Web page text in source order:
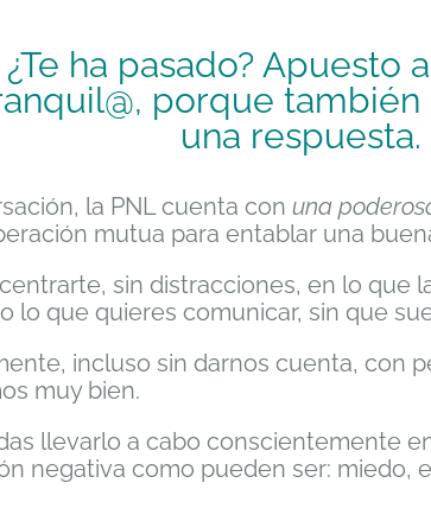
¿Te ha pasado? Apuesto
porque también
una respuesta.
la PNL cuenta conuna
mutua para entablar una
sin distracciones, en lo que
lo que quieres comunicar, sin que
incluso sin darnos cuenta, con
muy bien.
llevarlo a cabo conscientemente
negativa como pueden ser: miedo,